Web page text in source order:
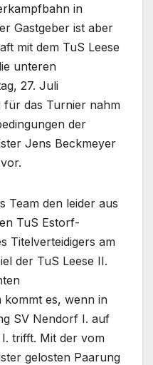
in
Gastgeber ist aber
mit dem TuS Leese
unteren
27. Juli
für das Turnier nahm
der
Jens Beckmeyer
Team den leider aus
TuS Estorf-
Titelverteidigers am
der TuS Leese II.
kommt es, wenn in
SV Nendorf I. auf
trifft. Mit der vom
gelosten Paarung